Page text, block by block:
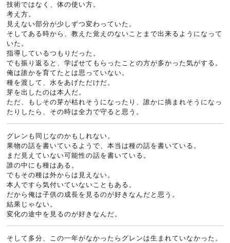
技術ではなく、体の使い方。
考え方。
見えない部分が少しずつ変わっていた。
そしてある時から、教えた覚えのないことまで出来るようになって
いた。
指導しているつもりだった。
でも振り返ると、学ばせてもらったことの方が多かった気がする。
俺は誰かを育てたとは思っていない。
種を渡して、水をあげただけだ。
芽を出したのは本人だ。
ただ、もしその芽が枯れそうになったり、誰かに摘まれそうになっ
たりしたら、その時は全力で守ると思う。
グレンも同じなのかもしれない。
果物の話を書いているようで、本当は種の話を書いている。
まだ見えていない可能性の話を書いている。
誰の中にも種はある。
でもその種は外からは見えない。
本人ですら気付いていないこともある。
だから俺は子供の成長を見るのが好きなんだと思う。
結果じゃない。
変化の途中を見るのが好きなんだ。
そして多分、この一年がなかったらグレンは生まれていなかった。